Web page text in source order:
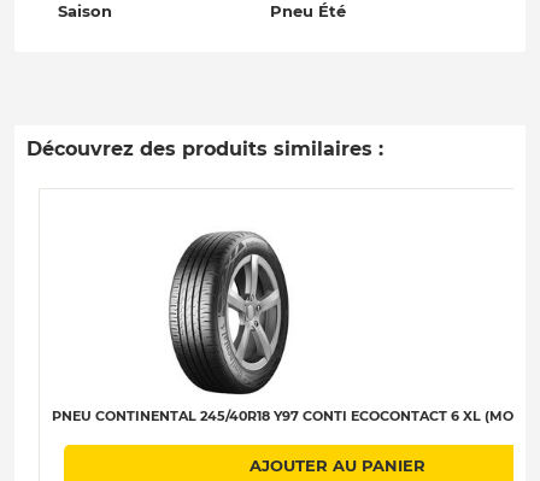
Saison Pneu Été
Découvrez des produits similaires :
PNEU CONTINENTAL 245/40R18 Y97 CONTI ECOCONTACT 6 XL (MO)
AJOUTER AU PANIER